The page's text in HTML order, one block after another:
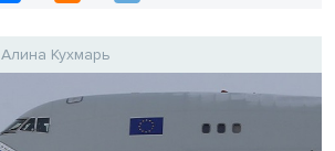
Алина Кухмарь